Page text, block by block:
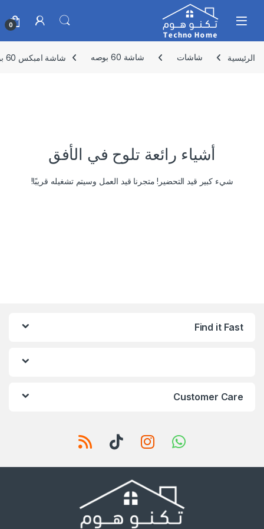
Skip to navigation
Skip to content
0
الرئيسية شاشات شاشة 60 بوصه شاشة امبكس 60 بوصة سمارت فوركي اندرويد 13 – GLORIA 60 SMART
أشياء رائعة تلوح في الأفق
شيء كبير قيد التحضير! متجرنا قيد العمل وسيتم تشغيله قريبًا!
Find it Fast
Customer Care